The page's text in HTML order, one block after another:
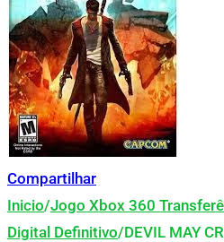
Compartilhar
Inicio/Jogo Xbox 360
Digital Definitivo/DEVIL MAY